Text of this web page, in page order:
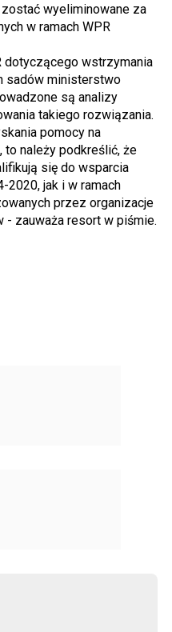
wyeliminowane za
w ramach WPR
dotyczącego wstrzymania
sadów ministerstwo
są analizy
takiego rozwiązania.
pomocy na
to należy podkreślić, że
się do wsparcia
2020, jak i w ramach
przez organizacje
zauważa resort w piśmie.